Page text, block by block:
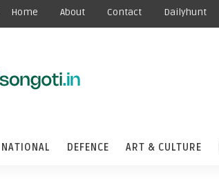
Home About Contact Dailyhunt
NATIONAL DEFENCE ART & CULTURE